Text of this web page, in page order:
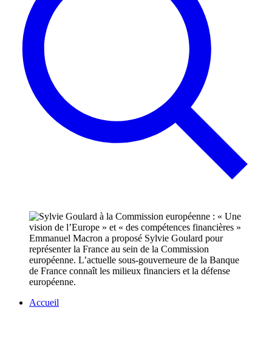
Emmanuel Macron a proposé Sylvie Goulard pour
représenter la France au sein de la Commission
européenne. L’actuelle sous-gouverneure de la Banque
de France connaît les milieux financiers et la défense
européenne.
Accueil